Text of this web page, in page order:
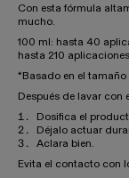
Con esta fórmula
mucho.
100 ml: hasta 40
hasta 210
*Basado en el
Después de lavar con
Dosifica el
Déjalo actuar
Aclara bien.
Evita el contacto con